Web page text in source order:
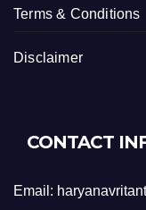
Terms & Conditions
Disclaimer
CONTACT
Email: